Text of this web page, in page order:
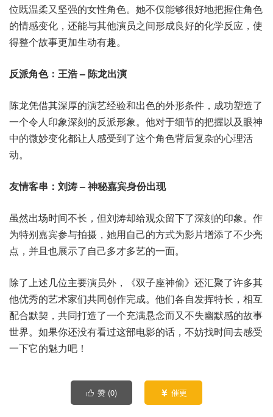
位既温柔又坚强的女性角色。她不仅能够很好地把握住角色
的情感变化，还能与其他演员之间形成良好的化学反应，使
得整个故事更加生动有趣。
反派角色：王浩 – 陈龙出演
陈龙凭借其深厚的演艺经验和出色的外形条件，成功塑造了
一个令人印象深刻的反派形象。他对于细节的把握以及眼神
中的微妙变化都让人感受到了这个角色背后复杂的心理活
动。
友情客串：刘涛 – 神秘嘉宾身份出现
虽然出场时间不长，但刘涛却给观众留下了深刻的印象。作
为特别嘉宾参与拍摄，她用自己的方式为影片增添了不少亮
点，并且也展示了自己多才多艺的一面。
除了上述几位主要演员外，《双子座神偷》还汇聚了许多其
他优秀的艺术家们共同创作完成。他们各自发挥特长，相互
配合默契，共同打造了一个充满悬念而又不失幽默感的故事
世界。如果你还没有看过这部电影的话，不妨找时间去感受
一下它的魅力吧！
 赞 (0)  催更